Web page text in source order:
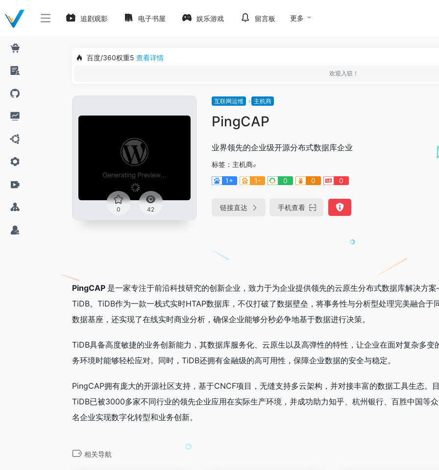
追剧观影 电子书屋 娱乐游戏 留言板 更多
百度/360权重5 查看详情
欢迎入驻！
0 42
互联网运维 主机商
PingCAP
业界领先的企业级开源分布式数据库企业
标签： 主机商
1+
1- 0 0 0
链接直达 手机查看
PingCAP 是一家专注于前沿科技研究的创新企业，致力于为企业提供领先的云原生分布式数据库解决方
TiDB。TiDB作为一款一栈式实时HTAP数据库，不仅打破了数据壁垒，将事务性与分析型处理完美融合于
数据基座，还实现了在线实时商业分析，确保企业能够分秒必争地基于数据进行决策。
TiDB具备高度敏捷的业务创新能力，其数据库服务化、云原生以及高弹性的特性，让企业在面对复杂多变
务环境时能够轻松应对。同时，TiDB还拥有金融级的高可用性，保障企业数据的安全与稳定。
PingCAP拥有庞大的开源社区支持，基于CNCF项目，无缝支持多云架构，并对接丰富的数据工具生态。
TiDB已被3000多家不同行业的领先企业应用在实际生产环境，并成功助力知乎、杭州银行、百胜中国等
名企业实现数字化转型和业务创新。
相关导航